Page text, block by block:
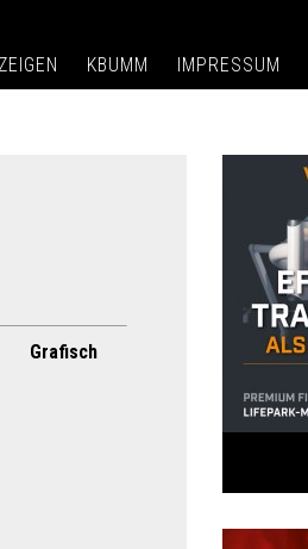
KBUMM IMPRESSUM
Grafisch